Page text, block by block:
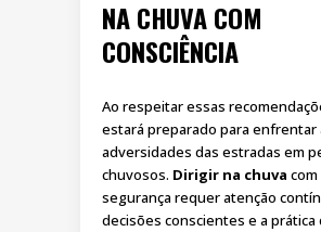
NA CHUVA COM
CONSCIÊNCIA
Ao respeitar essas
estará preparado para enfrentar
adversidades das estradas em
chuvosos. Dirigir na chuva com
segurança requer atenção
decisões conscientes e a prática